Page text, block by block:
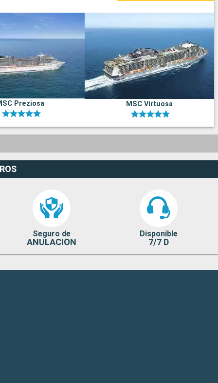
Preziosa MSC Virtuosa
Seguro de
ANULACION
Disponible
7/7 D